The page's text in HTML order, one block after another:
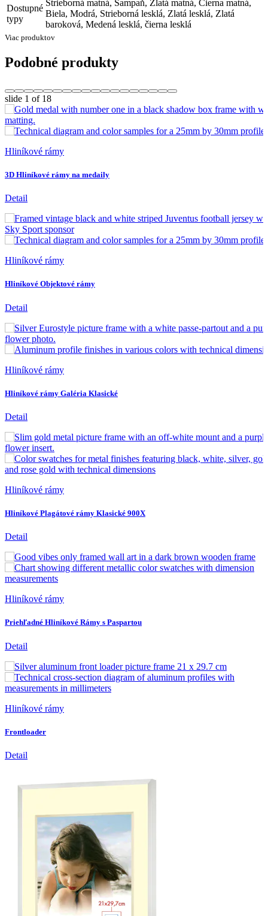
Dostupné
typy
Strieborná matná, Šampaň, Zlatá matná, Čierna matná,
Biela, Modrá, Strieborná lesklá, Zlatá lesklá, Zlatá
baroková, Medená lesklá, čierna lesklá
Viac produktov
Podobné produkty
slide 1 of 18
Hliníkové rámy
3D Hliníkové rámy na medaily
Detail
Hliníkové rámy
Hliníkové Objektové rámy
Detail
Hliníkové rámy
Hliníkové rámy Galéria Klasické
Detail
Hliníkové rámy
Hliníkové Plagátové rámy Klasické 900X
Detail
Hliníkové rámy
Priehľadné Hliníkové Rámy s Paspartou
Detail
Hliníkové rámy
Frontloader
Detail